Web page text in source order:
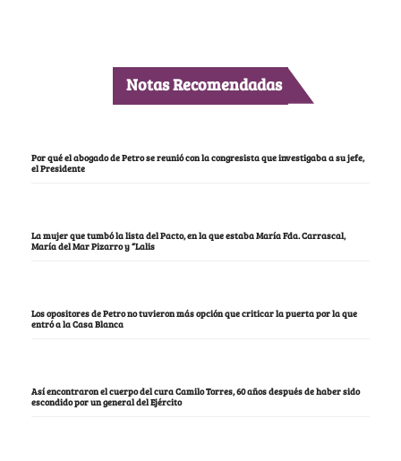
Notas Recomendadas
Por qué el abogado de Petro se reunió con la congresista que investigaba a su jefe,
el Presidente
La mujer que tumbó la lista del Pacto, en la que estaba María Fda. Carrascal,
María del Mar Pizarro y “Lalis
Los opositores de Petro no tuvieron más opción que criticar la puerta por la que
entró a la Casa Blanca
Así encontraron el cuerpo del cura Camilo Torres, 60 años después de haber sido
escondido por un general del Ejército